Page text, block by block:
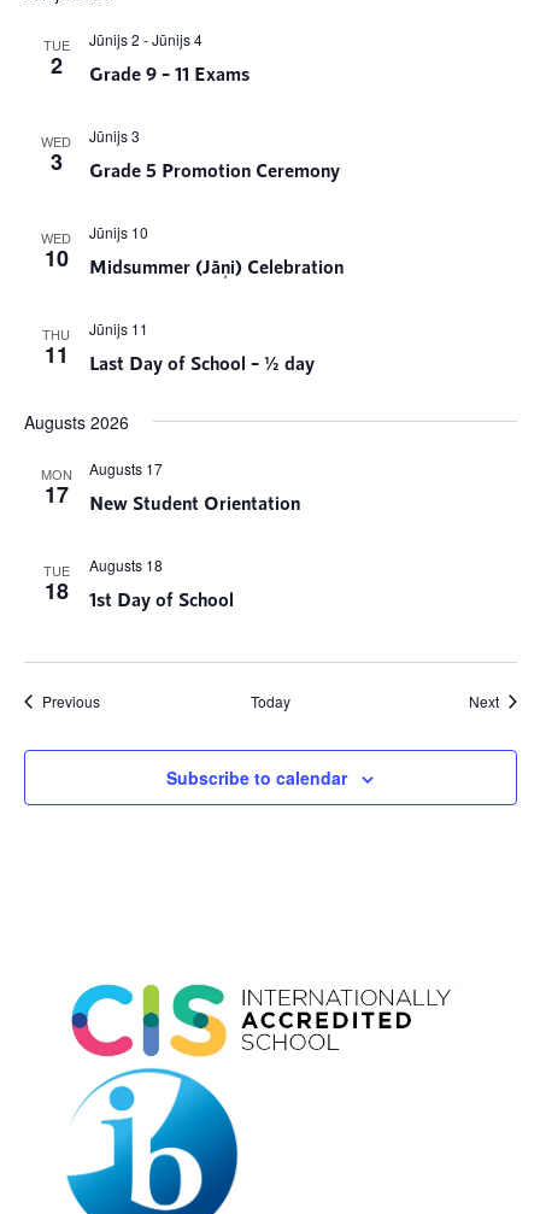
TUE
2 Grade 9 – 11 Exams
Jūnijs 2 -Jūnijs 4
WED
3 Grade 5 Promotion Ceremony
Jūnijs 3
WED
10 Midsummer (Jāņi) Celebration
Jūnijs 10
THU
11 Last Day of School – ½ day
Jūnijs 11
Augusts 2026
MON
17 New Student Orientation
Augusts 17
TUE
18 1st Day of School
Augusts 18
PreviousNotikumi Today Next
Subscribe to calendar